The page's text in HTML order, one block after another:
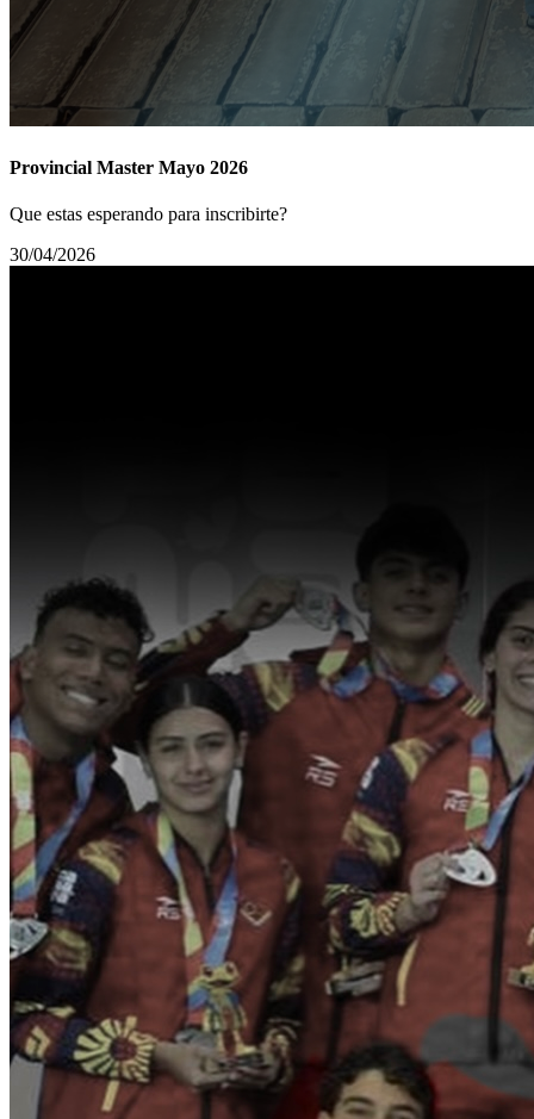
Provincial Master Mayo 2026
Que estas esperando para inscribirte?
30/04/2026